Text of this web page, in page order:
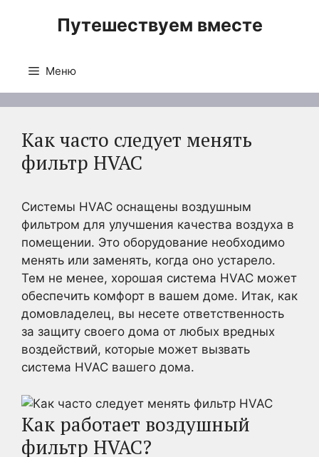
Путешествуем вместе
Меню
Как часто следует менять
фильтр HVAC
Системы HVAC оснащены воздушным
фильтром для улучшения качества воздуха в
помещении. Это оборудование необходимо
менять или заменять, когда оно устарело.
Тем не менее, хорошая система HVAC может
обеспечить комфорт в вашем доме. Итак, как
домовладелец, вы несете ответственность
за защиту своего дома от любых вредных
воздействий, которые может вызвать
система HVAC вашего дома.
Как работает воздушный
фильтр HVAC?